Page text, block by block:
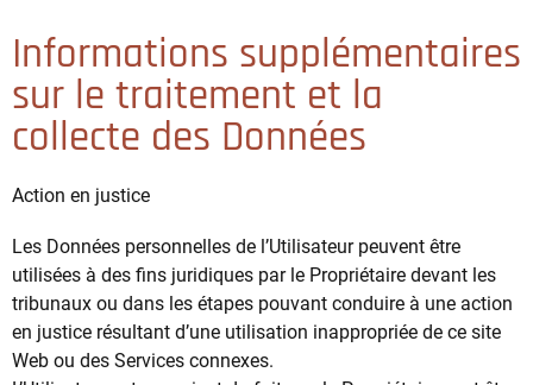
Informations supplémentaires
sur le traitement et la
collecte des Données
Action en justice
Les Données personnelles de l’Utilisateur peuvent être
utilisées à des fins juridiques par le Propriétaire devant les
tribunaux ou dans les étapes pouvant conduire à une action
en justice résultant d’une utilisation inappropriée de ce site
Web ou des Services connexes.